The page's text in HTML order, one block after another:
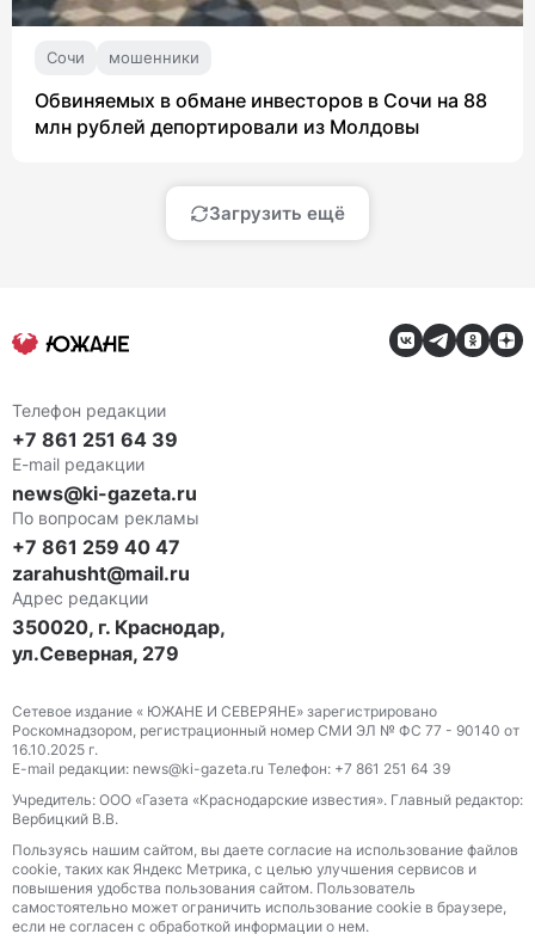
Сочи мошенники
Обвиняемых в обмане инвесторов в Сочи на 88
млн рублей депортировали из Молдовы
Загрузить ещё
Телефон редакции
+7 861 251 64 39
E-mail редакции
news@ki-gazeta.ru
По вопросам рекламы
+7 861 259 40 47
zarahusht@mail.ru
Адрес редакции
350020, г. Краснодар,
ул.Северная, 279
Сетевое издание « ЮЖАНЕ И СЕВЕРЯНЕ» зарегистрировано
Роскомнадзором, регистрационный номер СМИ ЭЛ № ФС 77 - 90140 от
16.10.2025 г.
E-mail редакции: news@ki-gazeta.ru Телефон: +7 861 251 64 39
Учредитель: ООО «Газета «Краснодарские известия». Главный редактор:
Вербицкий В.В.
Пользуясь нашим сайтом, вы даете согласие на использование файлов
сооkіе, таких как Яндекс Метрика, с целью улучшения сервисов и
повышения удобства пользования сайтом. Пользователь
самостоятельно может ограничить использование сооkіе в браузере,
если не согласен с обработкой информации о нем.